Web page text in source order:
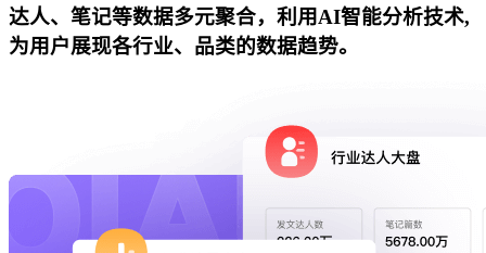
达人、笔记等数据多元聚合，利用AI智能分析技术,
为用户展现各行业、品类的数据趋势。